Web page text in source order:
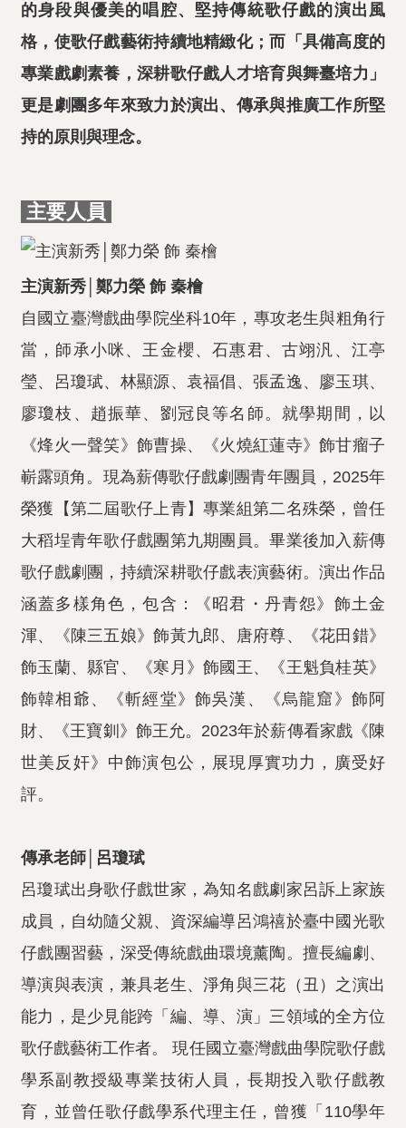
的身段與優美的唱腔、堅持傳統歌仔戲的演出風
格，使歌仔戲藝術持續地精緻化；而「具備高度的
專業戲劇素養，深耕歌仔戲人才培育與舞臺培力」
更是劇團多年來致力於演出、傳承與推廣工作所堅
持的原則與理念。
主要人員
主演新秀│鄭力榮 飾 秦檜
自國立臺灣戲曲學院坐科10年，專攻老生與粗角行
當，師承小咪、王金櫻、石惠君、古翊汎、江亭
瑩、呂瓊珷、林顯源、袁福倡、張孟逸、廖玉琪、
廖瓊枝、趙振華、劉冠良等名師。就學期間，以
《烽火一聲笑》飾曹操、《火燒紅蓮寺》飾甘瘤子
嶄露頭角。現為薪傳歌仔戲劇團青年團員，2025年
榮獲【第二屆歌仔上青】專業組第二名殊榮，曾任
大稻埕青年歌仔戲團第九期團員。畢業後加入薪傳
歌仔戲劇團，持續深耕歌仔戲表演藝術。演出作品
涵蓋多樣角色，包含：《昭君・丹青怨》飾土金
渾、《陳三五娘》飾黃九郎、唐府尊、《花田錯》
飾玉蘭、縣官、《寒月》飾國王、《王魁負桂英》
飾韓相爺、《斬經堂》飾吳漢、《烏龍窟》飾阿
財、《王寶釧》飾王允。2023年於薪傳看家戲《陳
世美反奸》中飾演包公，展現厚實功力，廣受好
評。
傳承老師│呂瓊珷
呂瓊珷出身歌仔戲世家，為知名戲劇家呂訴上家族
成員，自幼隨父親、資深編導呂鴻禧於臺中國光歌
仔戲團習藝，深受傳統戲曲環境薰陶。擅長編劇、
導演與表演，兼具老生、淨角與三花（丑）之演出
能力，是少見能跨「編、導、演」三領域的全方位
歌仔戲藝術工作者。 現任國立臺灣戲曲學院歌仔戲
學系副教授級專業技術人員，長期投入歌仔戲教
育，並曾任歌仔戲學系代理主任，曾獲「110學年